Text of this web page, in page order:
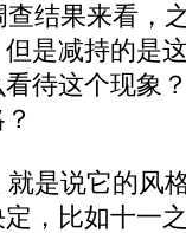
结果来看，
是减持的是
待这个现象
是说它的风
，比如十一